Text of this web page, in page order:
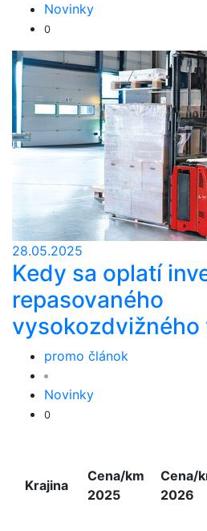
Novinky
0
28.05.2025
Kedy sa oplatí
repasovaného
vysokozdvižného
promo článok
Novinky
0
Krajina
Cena/km
2025
Cena/
2026